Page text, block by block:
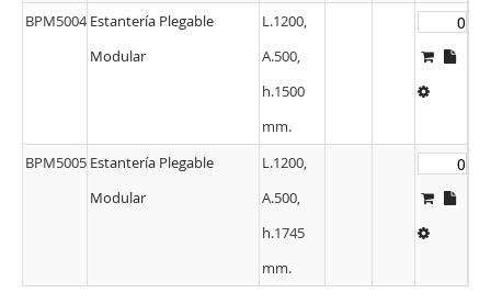
BPM5004 Estantería Plegable
Modular
L.1200,
A.500,
h.1500
mm.
BPM5005 Estantería Plegable
Modular
L.1200,
A.500,
h.1745
mm.